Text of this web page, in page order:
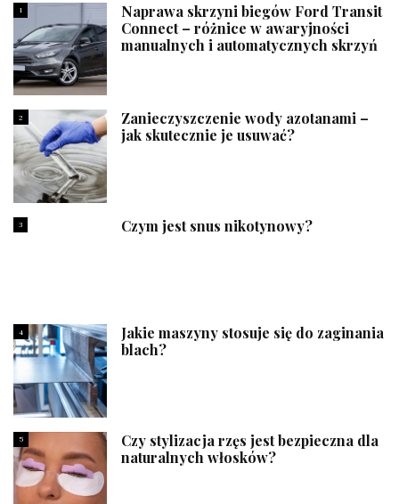
1
Naprawa skrzyni biegów Ford Transit
Connect – różnice w awaryjności
manualnych i automatycznych skrzyń
2
Zanieczyszczenie wody azotanami –
jak skutecznie je usuwać?
3 Czym jest snus nikotynowy?
4
Jakie maszyny stosuje się do zaginania
blach?
5
Czy stylizacja rzęs jest bezpieczna dla
naturalnych włosków?